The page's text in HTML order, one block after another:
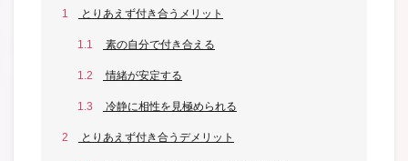
1 とりあえず付き合うメリット
1.1 素の自分で付き合える
1.2 情緒が安定する
1.3 冷静に相性を見極められる
2 とりあえず付き合うデメリット